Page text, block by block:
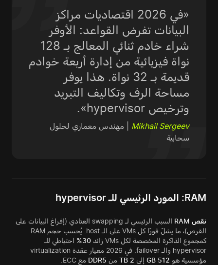
«في 2026 اقتصاديات مراكز
البيانات تفرض القواعد: الأوفر
شراء خادم ثنائي المعالج بـ 128
نواة فيزيائية من إدارة أربعة خوادم
قديمة بـ 32 نواة. هذا يوفر
مساحة الرف وتكاليف التبريد
وترخيص hypervisor».
Mikhail Sergeev | مهندس معماري لحلول
سحابية
RAM: المورد الرئيسي للـ hypervisor
نقص RAM
السبب الرئيسي لـ swapping العتادي (إفراغ البيانات على
القرص)، ما يشلّ فورًا كل VMs على الـ host. يُحسب حجم RAM
كمجموع الذاكرة المخصصة لكل VMs زائد
30%
احتياطي للـ
hypervisor والـ failover. في 2026 معيار عقدة virtualization
مؤسسية هو 512 GB إلى 2 TB من DDR5 مع ECC.